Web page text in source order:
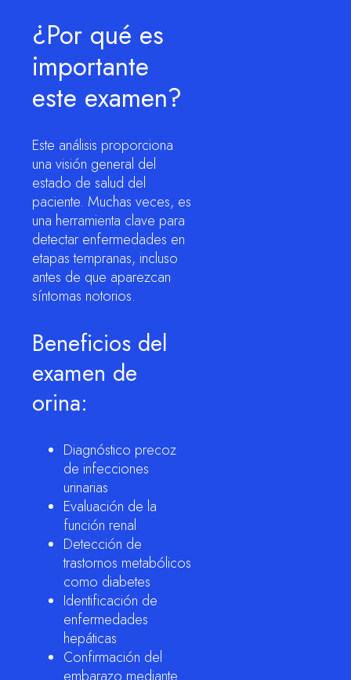
¿Por qué es
importante
este examen?
Este análisis proporciona
una visión general del
estado de salud del
paciente. Muchas veces, es
una herramienta clave para
detectar enfermedades en
etapas tempranas, incluso
antes de que aparezcan
síntomas notorios.
Beneficios del
examen de
orina:
Diagnóstico precoz
de infecciones
urinarias
Evaluación de la
función renal
Detección de
trastornos metabólicos
como diabetes
Identificación de
enfermedades
hepáticas
Confirmación del
embarazo mediante